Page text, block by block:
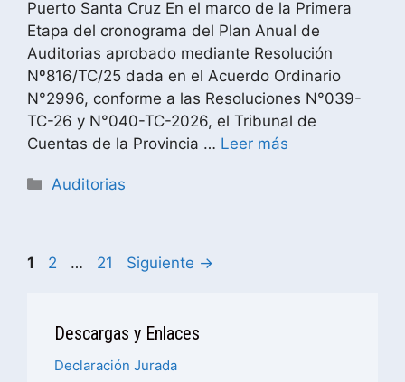
Puerto Santa Cruz En el marco de la Primera
Etapa del cronograma del Plan Anual de
Auditorias aprobado mediante Resolución
Nº816/TC/25 dada en el Acuerdo Ordinario
N°2996, conforme a las Resoluciones N°039-
TC-26 y N°040-TC-2026, el Tribunal de
Cuentas de la Provincia … Leer más
Auditorias
1 2 … 21 Siguiente →
Descargas y Enlaces
Declaración Jurada